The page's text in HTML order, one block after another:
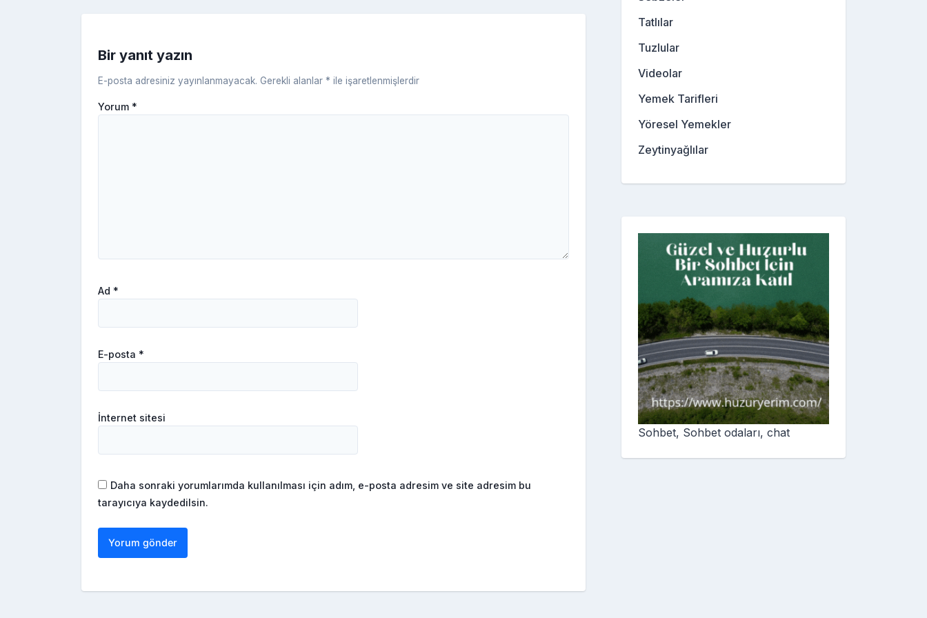
Bir yanıt yazın
E-posta adresiniz yayınlanmayacak. Gerekli alanlar * ile işaretlenmişlerdir
Yorum *
Ad *
E-posta *
İnternet sitesi
Daha sonraki yorumlarımda kullanılması için adım, e-posta adresim ve site adresim bu
tarayıcıya kaydedilsin.
Tatlılar
Tuzlular
Videolar
Yemek Tarifleri
Yöresel Yemekler
Zeytinyağlılar
Sohbet, Sohbet odaları, chat